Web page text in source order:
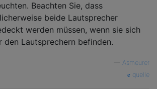
Beachten Sie, dass
beide Lautsprecher
werden müssen, wenn sie sich
den Lautsprechern befinden.
Asmeurer
quelle